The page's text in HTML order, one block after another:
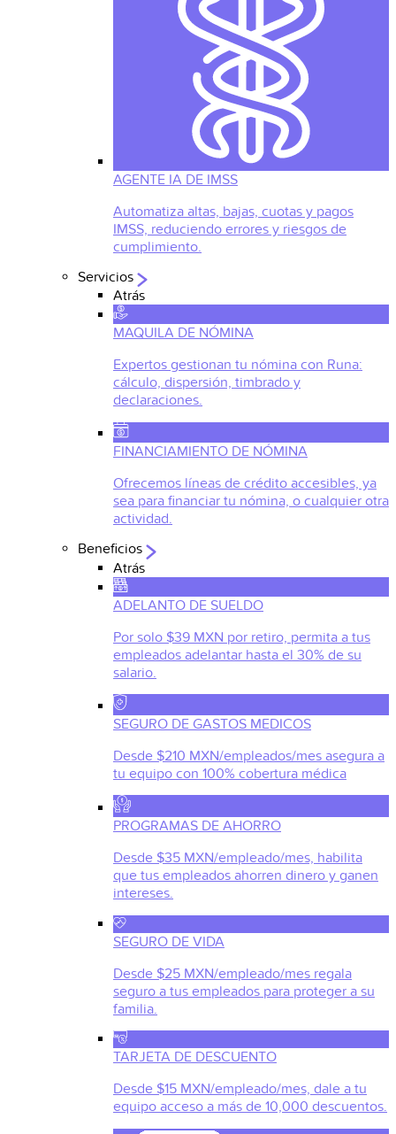
AGENTE IA DE IMSS
Automatiza altas, bajas, cuotas y pagos
IMSS, reduciendo errores y riesgos de
cumplimiento.
Servicios
Atrás
MAQUILA DE NÓMINA
Expertos gestionan tu nómina con Runa:
cálculo, dispersión, timbrado y
declaraciones.
FINANCIAMIENTO DE NÓMINA
Ofrecemos líneas de crédito accesibles, ya
sea para financiar tu nómina, o cualquier otra
actividad.
Beneficios
Atrás
ADELANTO DE SUELDO
Por solo $39 MXN por retiro, permita a tus
empleados adelantar hasta el 30% de su
salario.
SEGURO DE GASTOS MEDICOS
Desde $210 MXN/empleados/mes asegura a
tu equipo con 100% cobertura médica
PROGRAMAS DE AHORRO
Desde $35 MXN/empleado/mes, habilita
que tus empleados ahorren dinero y ganen
intereses.
SEGURO DE VIDA
Desde $25 MXN/empleado/mes regala
seguro a tus empleados para proteger a su
familia.
TARJETA DE DESCUENTO
Desde $15 MXN/empleado/mes, dale a tu
equipo acceso a más de 10,000 descuentos.